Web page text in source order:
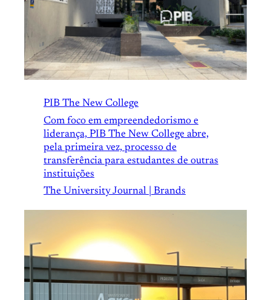
PIB The New College
Com foco em empreendedorismo e
liderança, PIB The New College abre,
pela primeira vez, processo de
transferência para estudantes de outras
instituições
The University Journal | Brands